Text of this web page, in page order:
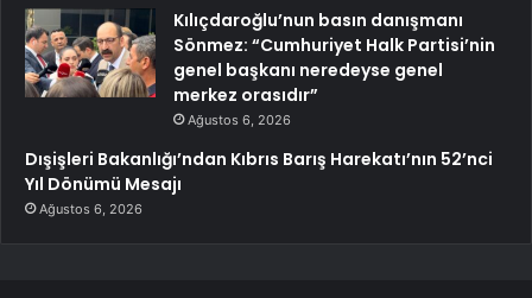
Kılıçdaroğlu’nun basın danışmanı
Sönmez: “Cumhuriyet Halk Partisi’nin
genel başkanı neredeyse genel
merkez orasıdır”
Ağustos 6, 2026
Dışişleri Bakanlığı’ndan Kıbrıs Barış Harekatı’nın 52’nci
Yıl Dönümü Mesajı
Ağustos 6, 2026